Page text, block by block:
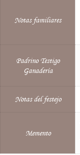
Notas familiares
Padrino Testigo
Ganadería
Notas del festejo
Memento